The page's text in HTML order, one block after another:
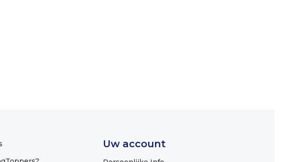
Uw account